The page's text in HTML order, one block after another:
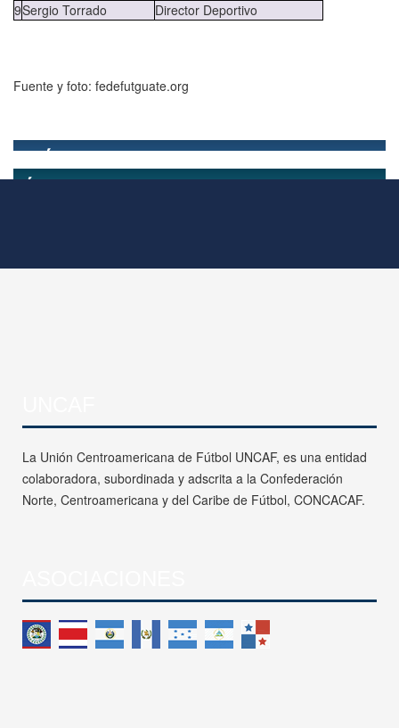
9Sergio Torrado Director Deportivo
Fuente y foto: fedefutguate.org
La Unión Centroamericana de Fútbol UNCAF, es una entidad
colaboradora, subordinada y adscrita a la Confederación
Norte, Centroamericana y del Caribe de Fútbol, CONCACAF.